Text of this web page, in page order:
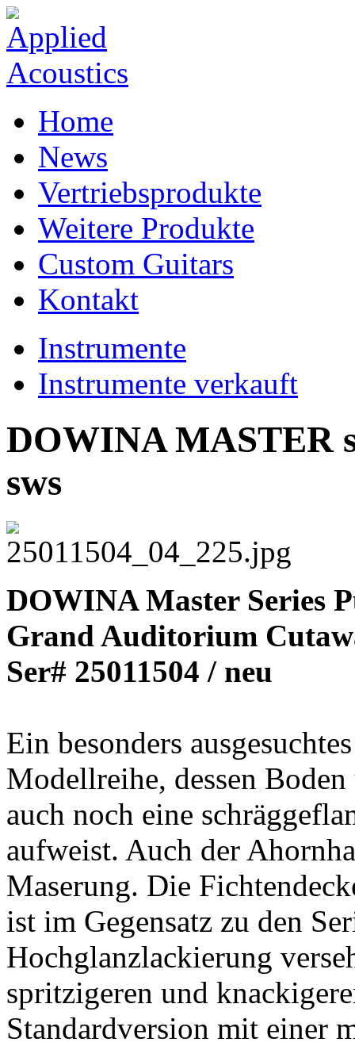
Home
News
Vertriebsprodukte
Weitere Produkte
Custom Guitars
Kontakt
Instrumente
Instrumente verkauft
DOWINA MASTER
sws
DOWINA Master Series
Grand Auditorium
Ser# 25011504 / neu
Ein besonders
Modellreihe, dessen
auch noch eine
aufweist. Auch der
Maserung. Die
ist im Gegensatz zu den
Hochglanzlackierung
spritzigeren und
Standardversion mit einer